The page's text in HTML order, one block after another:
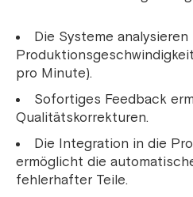
Die Systeme analysieren
pro Minute).
Sofortiges Feedback
Qualitätskorrekturen.
Die Integration in die
ermöglicht die
fehlerhafter Teile.